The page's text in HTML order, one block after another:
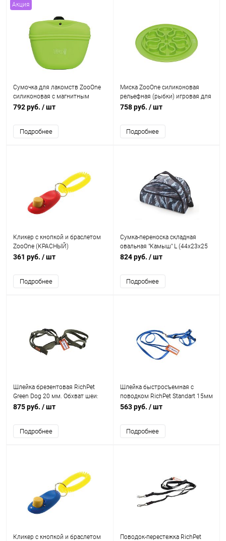
Акция
Сумочка для лакомств ZooOne
силиконовая с магнитным
замком (САЛАТОВАЯ)
792 руб. / шт
Подробнее
Миска ZooOne силиконовая
рельефная (рыбки) игровая для
медленного поедания корма
758 руб. / шт
Подробнее
Кликер с кнопкой и браслетом
ZooOne (КРАСНЫЙ)
361 руб. / шт
Подробнее
Сумка-переноска складная
овальная "Камыш" L (44х23х25
см), для собак и кошек
824 руб. / шт
Подробнее
Шлейка брезентовая RichPet
Green Dog 20 мм. Обхват шеи:
35-55 см, обхват груди: 45-65
875 руб. / шт
Подробнее
Шлейка быстросъемная с
поводком RichPet Standart 15мм
(длина повод. 170см, обхват
58см)
563 руб. / шт
Подробнее
Кликер с кнопкой и браслетом
Поводок-перестежка RichPet